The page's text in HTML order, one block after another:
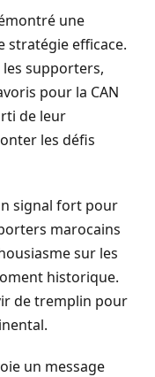
une
stratégie efficace.
supporters,
pour la CAN
de leur
les défis
signal fort pour
marocains
sur les
historique.
de tremplin pour
un message